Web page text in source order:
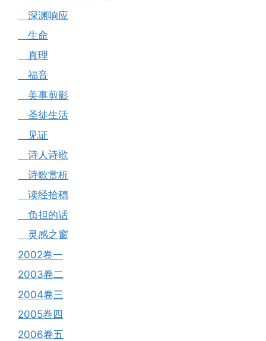
深渊响应
生命
真理
福音
美事剪影
圣徒生活
见证
诗人诗歌
诗歌赏析
读经拾穗
负担的话
灵感之窗
2002卷一
2003卷二
2004卷三
2005卷四
2006卷五